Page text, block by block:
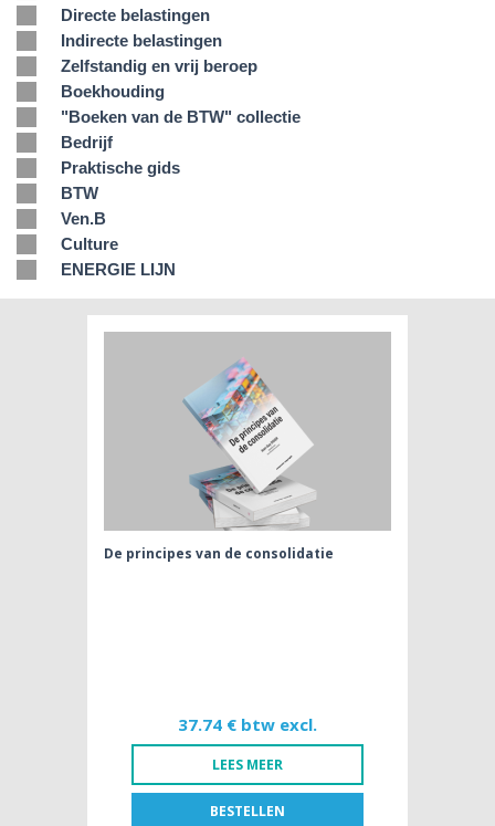
Directe belastingen
Indirecte belastingen
Zelfstandig en vrij beroep
Boekhouding
"Boeken van de BTW" collectie
Bedrijf
Praktische gids
BTW
Ven.B
Culture
ENERGIE LIJN
De principes van de consolidatie
37.74 € btw excl.
LEES MEER
BESTELLEN
NL